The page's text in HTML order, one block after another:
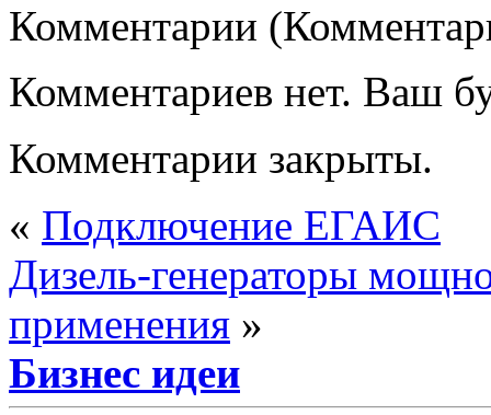
Комментарии
Комментариев нет. Ваш
Комментарии закрыты.
« Подключение ЕГАИС
Дизель-генераторы
применения »
Бизнес идеи